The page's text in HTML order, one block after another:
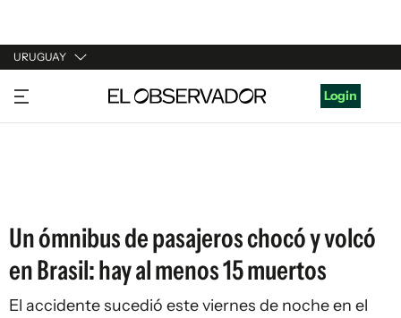
URUGUAY
URUGUAY
ARGENTINA
Login
Un ómnibus de pasajeros chocó y volcó
en Brasil: hay al menos 15 muertos
El accidente sucedió este viernes de noche en el